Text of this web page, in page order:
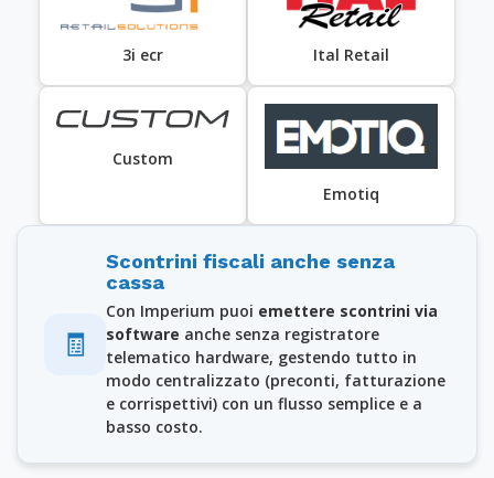
3i ecr Ital Retail
Custom
Emotiq
🧾
Scontrini fiscali anche senza
cassa
Con Imperium puoi emettere scontrini via
software anche senza registratore
telematico hardware, gestendo tutto in
modo centralizzato (preconti, fatturazione
e corrispettivi) con un flusso semplice e a
basso costo.